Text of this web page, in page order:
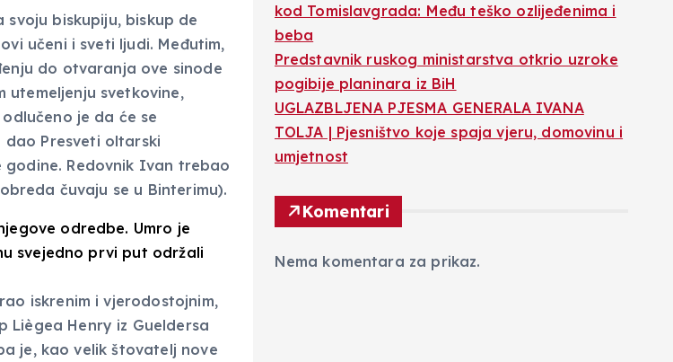
biskupiju, biskup de
učeni i sveti ljudi. Međutim,
do otvaranja ove sinode
utemeljenju svetkovine,
je da će se
dao Presveti oltarski
Redovnik Ivan trebao
čuvaju se u Binterimu).
odredbe. Umro je
svejedno prvi put održali
iskrenim i vjerodostojnim,
Liègea Henry iz Gueldersa
je, kao velik štovatelj nove
kod Tomislavgrada: Među teško ozlijeđenima i
beba
Predstavnik ruskog ministarstva otkrio uzroke
pogibije planinara iz BiH
UGLAZBLJENA PJESMA GENERALA IVANA
TOLJA | Pjesništvo koje spaja vjeru, domovinu i
umjetnost
Komentari
Nema komentara za prikaz.